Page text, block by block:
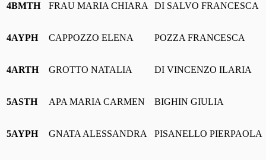
4BMTH FRAU MARIA CHIARA DI SALVO FRANCESCA
4AYPH CAPPOZZO ELENA POZZA FRANCESCA
4ARTH GROTTO NATALIA DI VINCENZO ILARIA
5ASTH APA MARIA CARMEN BIGHIN GIULIA
5AYPH GNATA ALESSANDRA PISANELLO PIERPAOLA